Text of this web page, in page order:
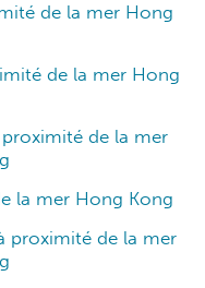
de la mer Hong
de la mer Hong
de la mer
la mer Hong Kong
proximité de la mer